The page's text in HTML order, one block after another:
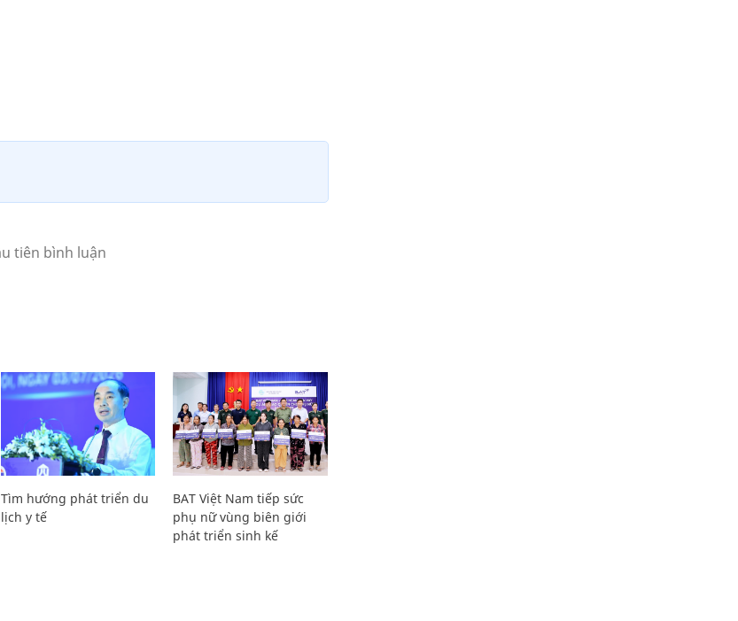
Tìm hướng phát triển du
lịch y tế
BAT Việt Nam tiếp sức
phụ nữ vùng biên giới
phát triển sinh kế